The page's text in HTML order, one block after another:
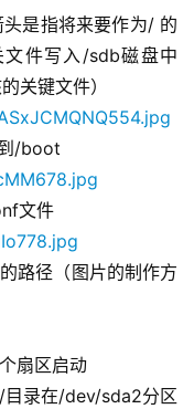
是指将来要作为/ 的
件写入/sdb磁盘中
关键文件）
/boot
文件
路径（图片的制作方
扇区启动
目录在/dev/sda2分区